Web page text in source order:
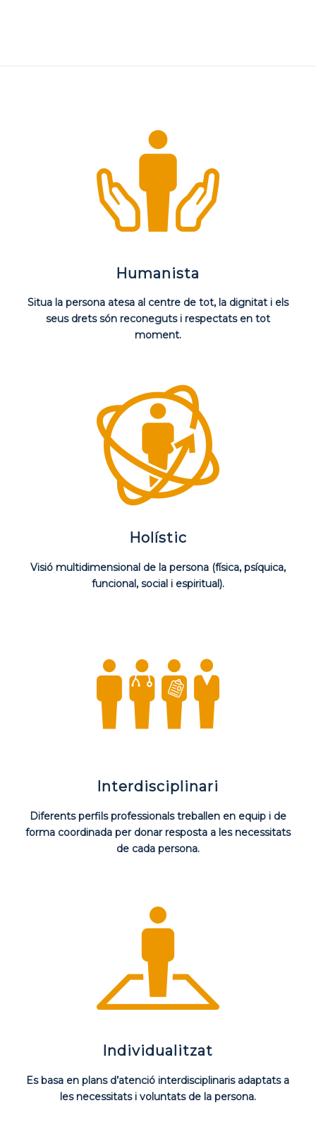
Humanista
Situa la persona atesa al centre de tot, la dignitat i els
seus drets són reconeguts i respectats en tot
moment.
Holístic
Visió multidimensional de la persona (física, psíquica,
funcional, social i espiritual).
Interdisciplinari
Diferents perfils professionals treballen en equip i de
forma coordinada per donar resposta a les necessitats
de cada persona.
Individualitzat
Es basa en plans d’atenció interdisciplinaris adaptats a
les necessitats i voluntats de la persona.